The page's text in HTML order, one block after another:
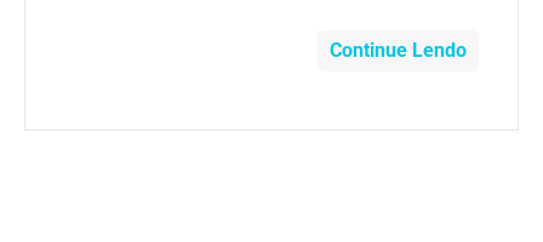
Continue Lendo